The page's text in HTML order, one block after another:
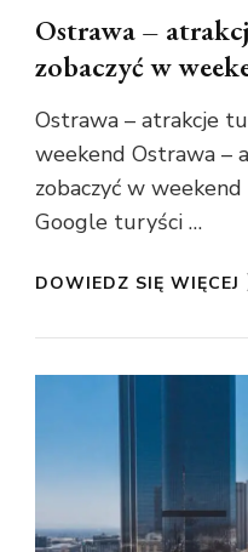
Ostrawa –
zobaczyć w
Ostrawa – atrakcje
weekend Ostrawa –
zobaczyć w
Google turyści …
DOWIEDZ SIĘ WIĘCEJ